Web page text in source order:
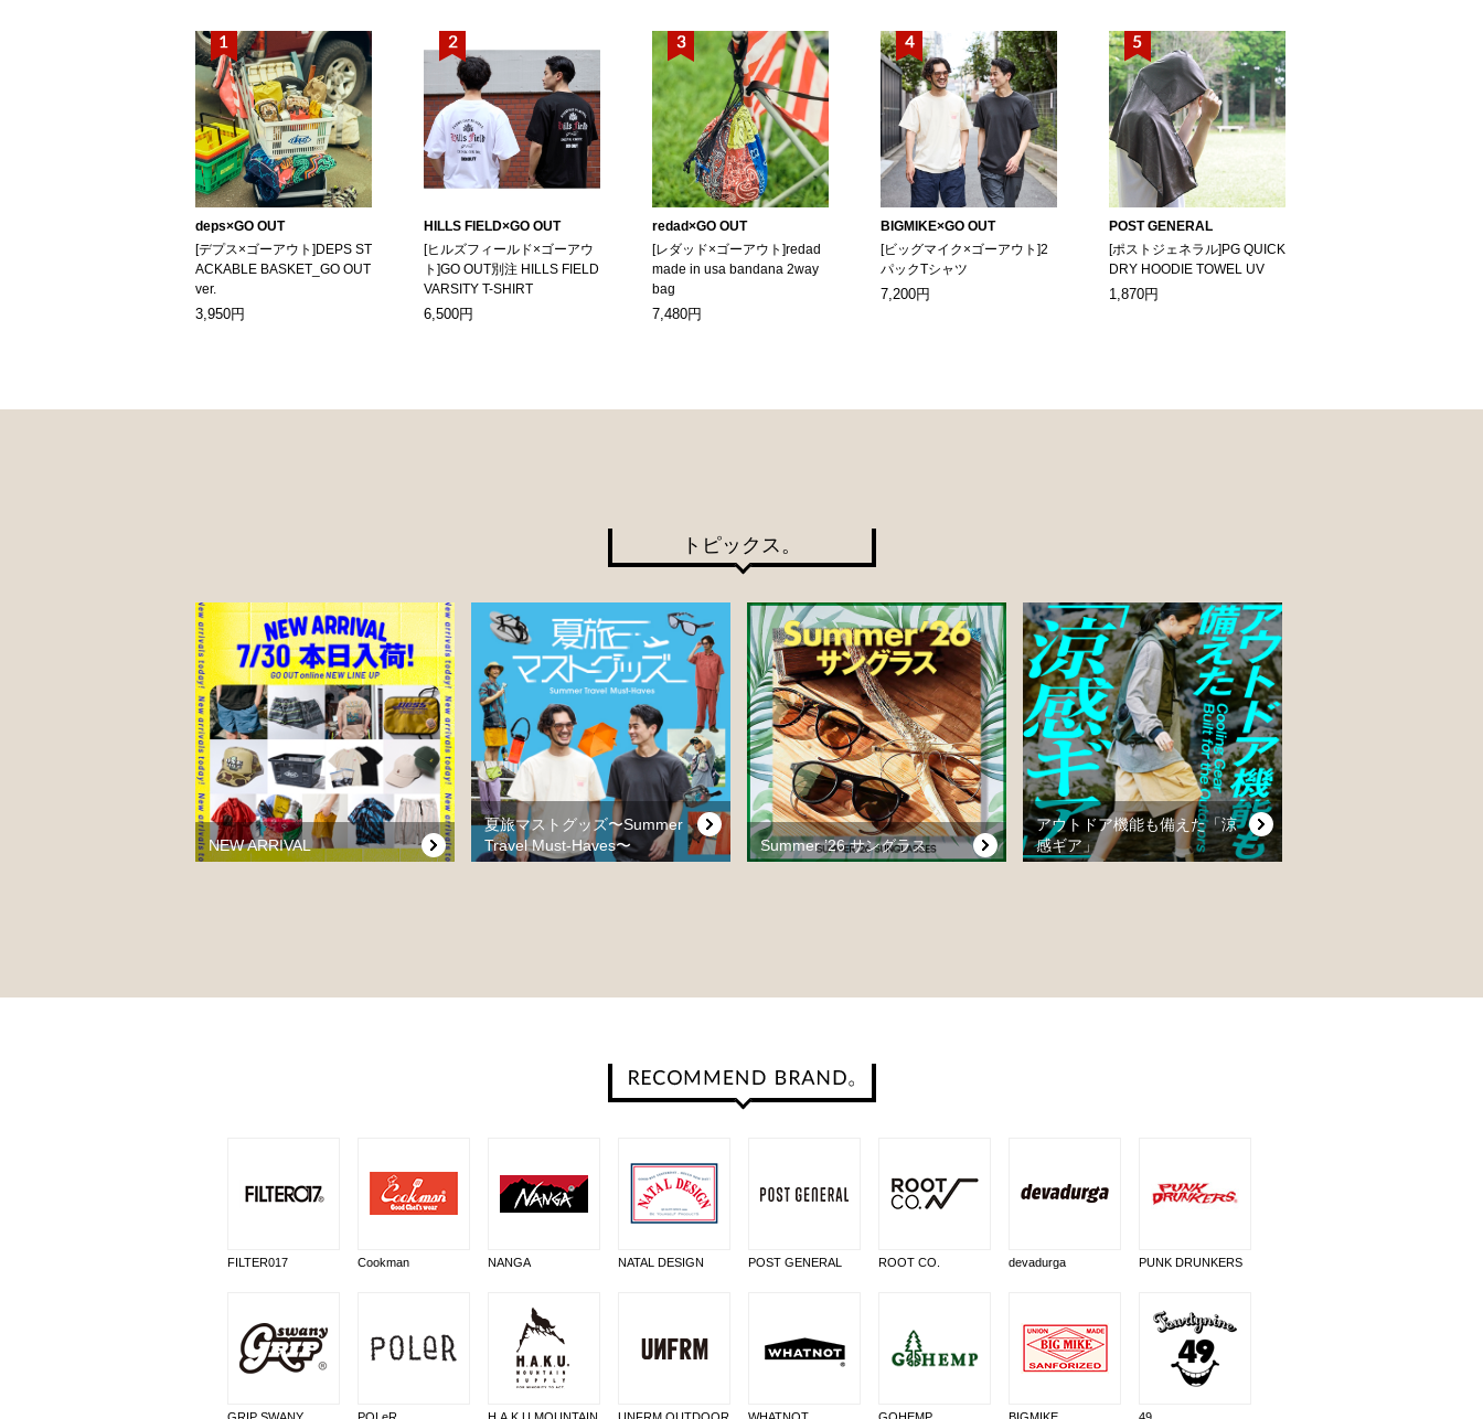
deps×GO OUT
[デプス×ゴーアウト]DEPS ST
ACKABLE BASKET_GO OUT
ver.
3,950円
HILLS FIELD×GO OUT
[ヒルズフィールド×ゴーアウ
ト]GO OUT別注 HILLS FIELD
VARSITY T-SHIRT
6,500円
redad×GO OUT
[レダッド×ゴーアウト]redad
made in usa bandana 2way
bag
7,480円
BIGMIKE×GO OUT
[ビッグマイク×ゴーアウト]2
パックTシャツ
7,200円
POST GENERAL
[ポストジェネラル]PG QUICK
DRY HOODIE TOWEL UV
1,870円
トピックス。
NEW ARRIVAL
夏旅マストグッズ〜Summer
Travel Must-Haves〜
Summer ’26 サングラス
アウトドア機能も備えた「涼
感ギア」
FILTER017 Cookman NANGA NATAL DESIGN POST GENERAL ROOT CO. devadurga PUNK DRUNKERS